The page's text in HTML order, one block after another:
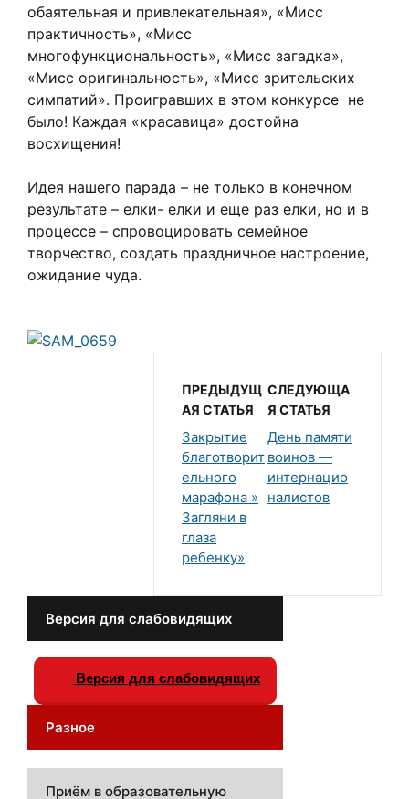
обаятельная и привлекательная», «Мисс
практичность», «Мисс
многофункциональность», «Мисс загадка»,
«Мисс оригинальность», «Мисс зрительских
симпатий». Проигравших в этом конкурсе не
было! Каждая «красавица» достойна
восхищения!
Идея нашего парада – не только в конечном
результате – елки- елки и еще раз елки, но и в
процессе – спровоцировать семейное
творчество, создать праздничное настроение,
ожидание чуда.
ПРЕДЫДУЩ
АЯ СТАТЬЯ
Закрытие
благотворит
ельного
марафона »
Загляни в
глаза
ребенку»
СЛЕДУЮЩА
Я СТАТЬЯ
День памяти
воинов —
интернацио
налистов
Версия для слабовидящих
Версия для слабовидящих
Разное
Приём в образовательную